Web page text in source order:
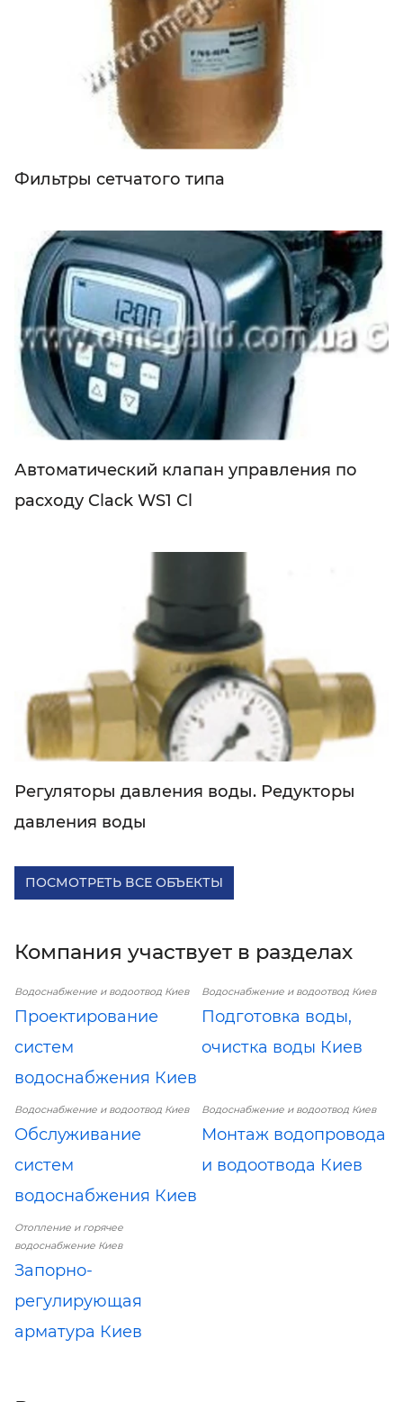
Фильтры сетчатого типа
Автоматический клапан управления по
расходу Clack WS1 Cl
Регуляторы давления воды. Редукторы
давления воды
ПОСМОТРЕТЬ ВСЕ ОБЪЕКТЫ
Компания участвует в разделах
Водоснабжение и водоотвод Киев
Проектирование
систем
водоснабжения Киев
Водоснабжение и водоотвод Киев
Подготовка воды,
очистка воды Киев
Водоснабжение и водоотвод Киев
Обслуживание
систем
водоснабжения Киев
Водоснабжение и водоотвод Киев
Монтаж водопровода
и водоотвода Киев
Отопление и горячее
водоснабжение Киев
Запорно-
регулирующая
арматура Киев